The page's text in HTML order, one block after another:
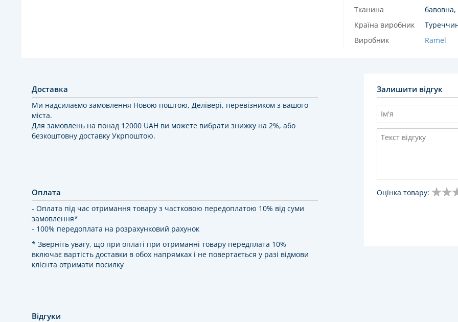
Тканина
Країна виробник
Виробник
Ramel
Доставка
Ми надсилаємо замовлення Новою поштою, Делівері, перевізником з вашого
міста.
Для замовлень на понад 12000 UAH ви можете вибрати знижку на 2%, або
безкоштовну доставку Укрпоштою.
Оплата
- Оплата під час отримання товару з частковою передоплатою 10% від суми
замовлення*
- 100% передоплата на розрахунковий рахунок
* Зверніть увагу, що при оплаті при отриманні товару передплата 10%
включає вартість доставки в обох напрямках і не повертається у разі відмови
клієнта отримати посилку
Відгуки
Залишити відгук
Оцінка товару: